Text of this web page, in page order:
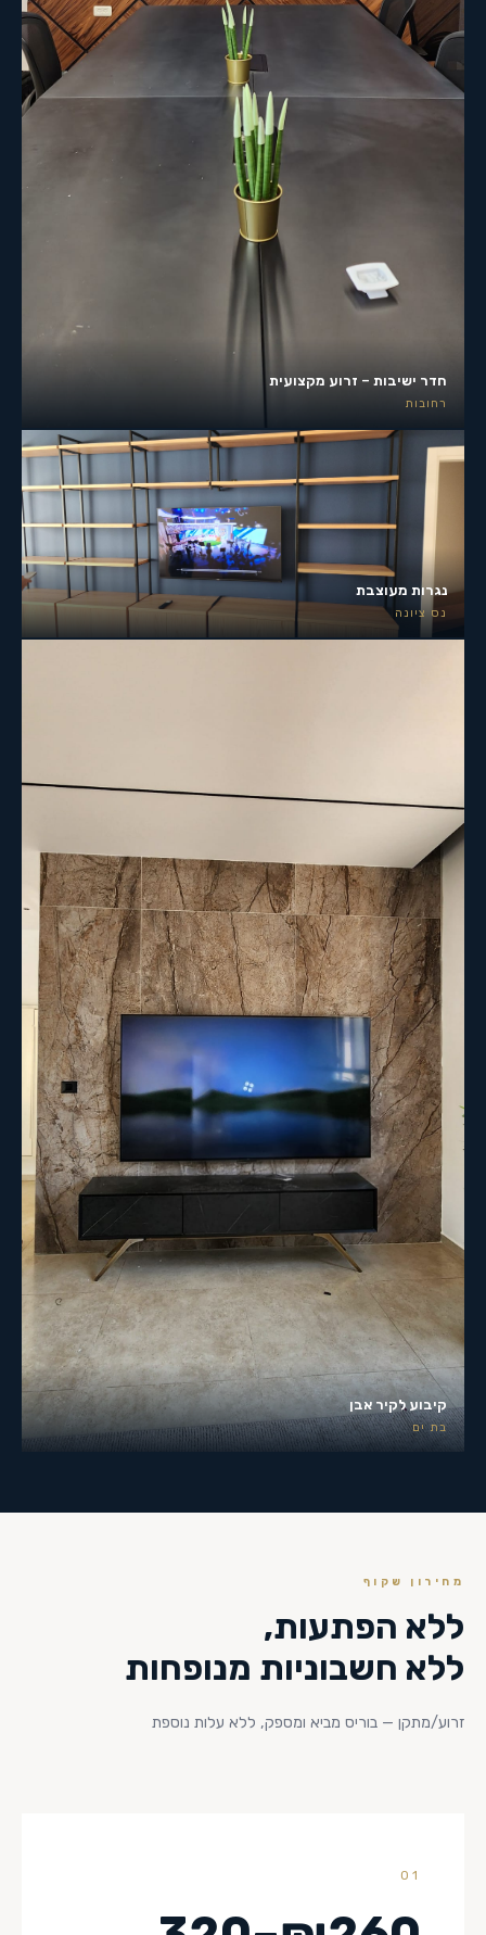
חדר ישיבות – זרוע מקצועית
רחובות
נגרות מעוצבת
נס ציונה
קיבוע לקיר אבן
בת ים
מחירון שקוף
ללא הפתעות,
ללא חשבוניות מנופחות
זרוע/מתקן — בוריס מביא ומספק, ללא עלות נוספת
01